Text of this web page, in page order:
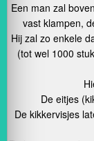
Een man zal
vast klampen,
Hij zal zo enkele
(tot wel 1000
De eitjes
De kikkervisjes